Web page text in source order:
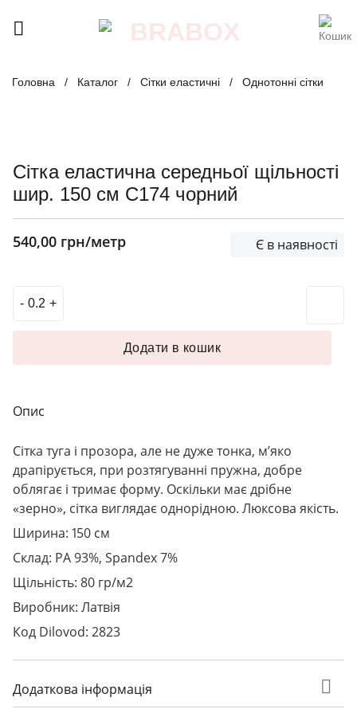
Головна / Каталог / Сітки еластичні / Однотонні сітки
Сітка еластична середньої щільності
шир. 150 см C174 чорний
540,00 грн/метр Є в наявності
Опис
Сітка туга і прозора, але не дуже тонка, м’яко
драпірується, при розтягуванні пружна, добре
облягає і тримає форму. Оскільки має дрібне
«зерно», сітка виглядає однорідною. Люксова якість.
Ширина: 150 см
Склад: PA 93%, Spandex 7%
Щільність: 80 гр/м2
Виробник: Латвія
Код Dilovod: 2823
Додаткова інформація
Сітка еластична середньої щільності шир. 150 см C174
Додати в кошик